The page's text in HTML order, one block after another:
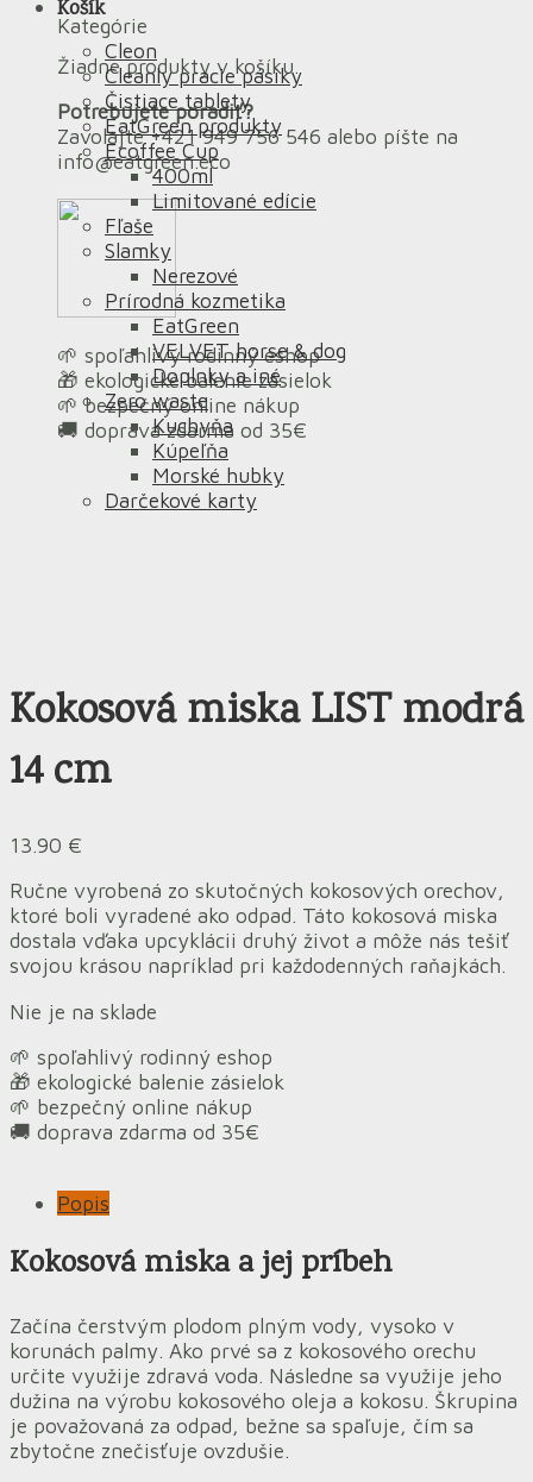
Košík
Žiadne produkty v košíku.
Potrebujete poradiť?
Zavolajte +421 949 756 546 alebo píšte na
info@eatgreen.eco
🌱 spoľahlivý rodinný eshop
🎁 ekologické balenie zásielok
🌱 bezpečný online nákup
🚚 doprava zdarma od 35€
Kategórie
Cleon
Cleanly pracie pásiky
Čistiace tablety
EatGreen produkty
Ecoffee Cup
400ml
Limitované edície
Fľaše
Slamky
Nerezové
Prírodná kozmetika
EatGreen
VELVET horse & dog
Doplnky a iné
Zero waste
Kuchyňa
Kúpeľňa
Morské hubky
Darčekové karty
Kokosová miska LIST modrá
14 cm
13.90 €
Ručne vyrobená zo skutočných kokosových orechov,
ktoré boli vyradené ako odpad. Táto kokosová miska
dostala vďaka upcyklácii druhý život a môže nás tešiť
svojou krásou napríklad pri každodenných raňajkách.
Nie je na sklade
🌱 spoľahlivý rodinný eshop
🎁 ekologické balenie zásielok
🌱 bezpečný online nákup
🚚 doprava zdarma od 35€
Popis
Kokosová miska a jej príbeh
Začína čerstvým plodom plným vody, vysoko v
korunách palmy. Ako prvé sa z kokosového orechu
určite využije zdravá voda. Následne sa využije jeho
dužina na výrobu kokosového oleja a kokosu. Škrupina
je považovaná za odpad, bežne sa spaľuje, čím sa
zbytočne znečisťuje ovzdušie.